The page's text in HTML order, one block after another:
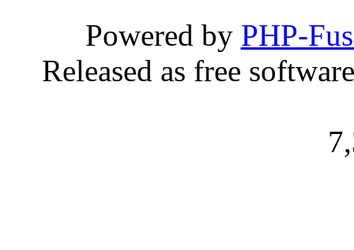
Powered by PHP-
Released as free